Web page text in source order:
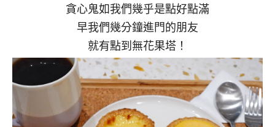
貪心鬼如我們幾乎是點好點滿
早我們幾分鐘進門的朋友
就有點到無花果塔！